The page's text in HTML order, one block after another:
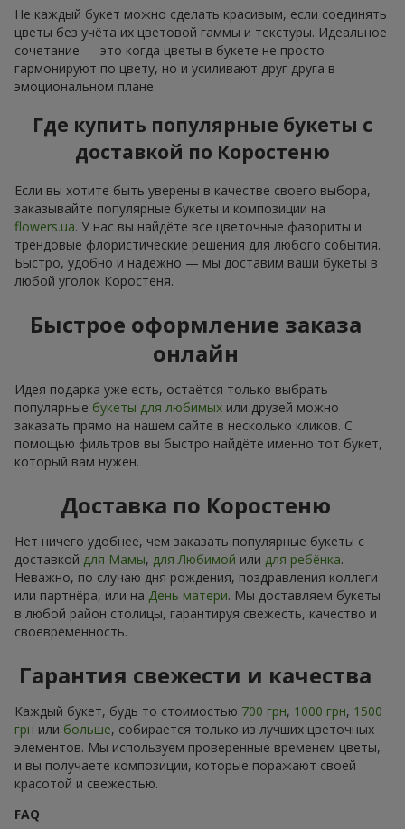
Не каждый букет можно сделать красивым, если соединять
цветы без учёта их цветовой гаммы и текстуры. Идеальное
сочетание — это когда цветы в букете не просто
гармонируют по цвету, но и усиливают друг друга в
эмоциональном плане.
Где купить популярные букеты с
доставкой по Коростеню
Если вы хотите быть уверены в качестве своего выбора,
заказывайте популярные букеты и композиции на
flowers.ua. У нас вы найдёте все цветочные фавориты и
трендовые флористические решения для любого события.
Быстро, удобно и надёжно — мы доставим ваши букеты в
любой уголок Коростеня.
Быстрое оформление заказа
онлайн
Идея подарка уже есть, остаётся только выбрать —
популярные букеты для любимых или друзей можно
заказать прямо на нашем сайте в несколько кликов. С
помощью фильтров вы быстро найдёте именно тот букет,
который вам нужен.
Доставка по Коростеню
Нет ничего удобнее, чем заказать популярные букеты с
доставкой для Мамы, для Любимой или для ребёнка.
Неважно, по случаю дня рождения, поздравления коллеги
или партнёра, или на День матери. Мы доставляем букеты
в любой район столицы, гарантируя свежесть, качество и
своевременность.
Гарантия свежести и качества
Каждый букет, будь то стоимостью 700 грн, 1000 грн, 1500
грн или больше, собирается только из лучших цветочных
элементов. Мы используем проверенные временем цветы,
и вы получаете композиции, которые поражают своей
красотой и свежестью.
FAQ